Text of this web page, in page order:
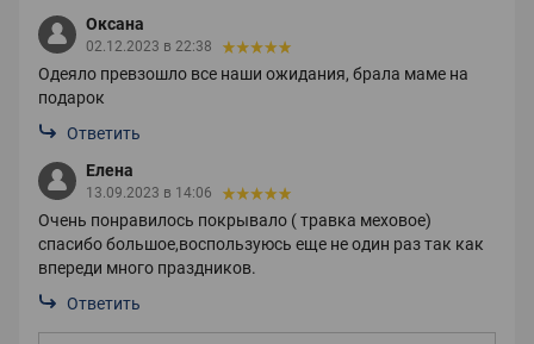
Оксана
02.12.2023 в 22:38
Одеяло превзошло все наши ожидания, брала маме на
подарок
Ответить
Елена
13.09.2023 в 14:06
Очень понравилось покрывало ( травка меховое)
спасибо большое,воспользуюсь еще не один раз так как
впереди много праздников.
Ответить